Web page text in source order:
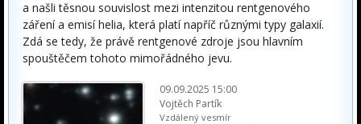
a našli těsnou souvislost mezi intenzitou rentgenového
záření a emisí helia, která platí napříč různými typy galaxií.
Zdá se tedy, že právě rentgenové zdroje jsou hlavním
spouštěčem tohoto mimořádného jevu.
09.09.2025 15:00
Vojtěch Partík
Vzdálený vesmír